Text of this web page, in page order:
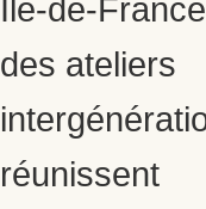
Île-de-
des ateliers
réunissent